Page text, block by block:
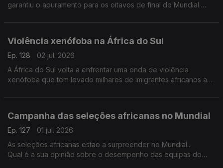
garantiu o apuramento para os oitavos de final do Mundial.
Violência xenófoba na África do Sul
Ep. 128
02 jul. 2026
A África do Sul volta a enfrentar uma onda de violência
xenófoba que tem levado milhares de imigrantes africanos a
Campanha das seleções africanas no Mundial
Ep. 127
01 jul. 2026
As seleções africanas estao a surpreender no Mundial...
Qual é a sua opinião sobre o desempenho das equipas do